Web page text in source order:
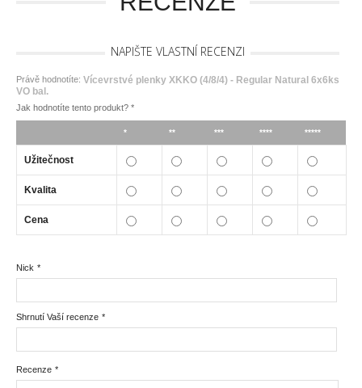
NAPIŠTE VLASTNÍ RECENZI
Právě hodnotíte: Vícevrstvé plenky XKKO (4/8/4) - Regular Natural 6x6ks
VO bal.
Jak hodnotíte tento produkt? *
* ** *** **** *****
Užitečnost
Kvalita
Cena
*
Nick
*
Shrnutí Vaší recenze
*
Recenze